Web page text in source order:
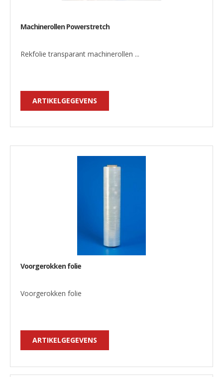
Machinerollen Powerstretch
Rekfolie transparant machinerollen ...
ARTIKELGEGEVENS
Voorgerokken folie
Voorgerokken folie
ARTIKELGEGEVENS